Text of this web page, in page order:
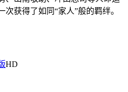
获得了如同“家人”般的羁绊。
HD